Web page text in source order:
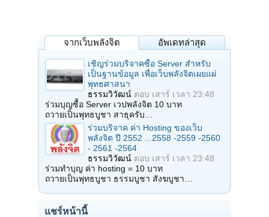
จากเว็บพลังจิต อัพเดทล่าสุด
เชิญร่วมบริจาคซื้อ Server สำหรับ
เป็นฐานข้อมูล เพื่อเว็บพลังจิตเผยแผ่
พุทธศาสนา
ธรรมวิวัฒน์ ตอบ เสาร์ เวลา 23:48
ร่วมบุญซื้อ Server เวปพลังจิต 10 บาท
ถวายเป็นพุทธบูชา สาธุครับ…
ร่วมบริจาค ค่า Hosting ของเว็บ
พลังจิต ปี 2552 ...2558 -2559 -2560
- 2561 -2564
ธรรมวิวัฒน์ ตอบ เสาร์ เวลา 23:48
ร่วมทำบุญ ค่า hosting = 10 บาท
ถวายเป็นพุทธบูชา ธรรมบูชา สังฆบูชา…
แชร์หน้านี้